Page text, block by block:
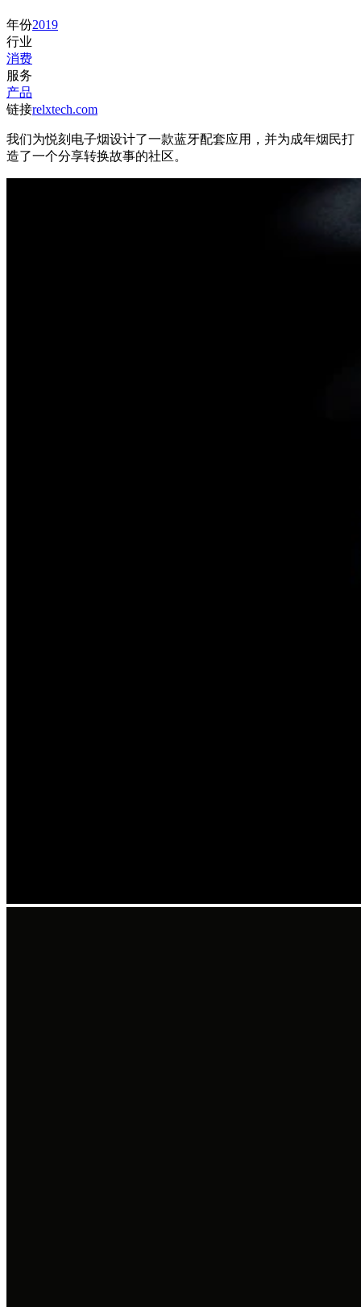
年份2019
行业
消费
服务
产品
链接relxtech.com
我们为悦刻电子烟设计了一款蓝牙配套应用，并为成年烟民打
造了一个分享转换故事的社区。